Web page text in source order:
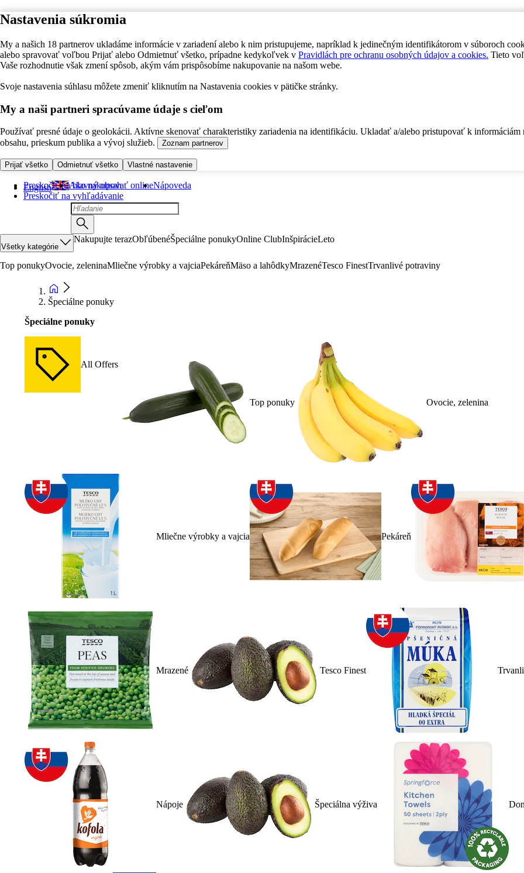
Nastavenia súkromia
My a našich 18 partnerov ukladáme informácie v zariadení alebo k nim pristupujeme, napríklad k jedinečným identifikátorom v súboroch
alebo spravovať voľbou Prijať alebo Odmietnuť všetko, prípadne kedykoľvek v Pravidlách pre ochranu osobných údajov a cookies. Tieto
Vaše rozhodnutie však zmení spôsob, akým vám prispôsobíme nakupovanie na našom webe.
Svoje nastavenia súhlasu môžete zmeniť kliknutím na Nastavenia cookies v pätičke stránky.
My a naši partneri spracúvame údaje s cieľom
Používať presné údaje o geolokácii. Aktívne skenovať charakteristiky zariadenia na identifikáciu. Ukladať a/alebo pristupovať k informáciám
obsahu, prieskum publika a vývoj služieb.
Zoznam partnerov
Prijať všetko Odmietnuť všetko Vlastné nastavenie
Preskočiť na hlavný obsah
Preskočiť na vyhľadávanie
English Ako nakupovať onlineNápoveda
Všetky kategórie
Nakupujte terazObľúbenéŠpeciálne ponukyOnline ClubInšpirácieLeto
Top ponukyOvocie, zeleninaMliečne výrobky a vajciaPekáreňMäso a lahôdkyMrazenéTesco FinestTrvanlivé potraviny
Špeciálne ponuky
Špeciálne ponuky
All Offers
Top ponuky Ovocie, zelenina
Mliečne výrobky a vajcia Pekáreň
Mrazené Tesco Finest
Nápoje Špeciálna výživa